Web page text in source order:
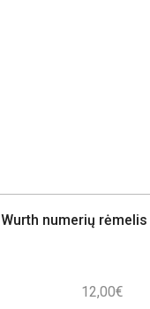
Wurth numerių rėmelis
12,00€